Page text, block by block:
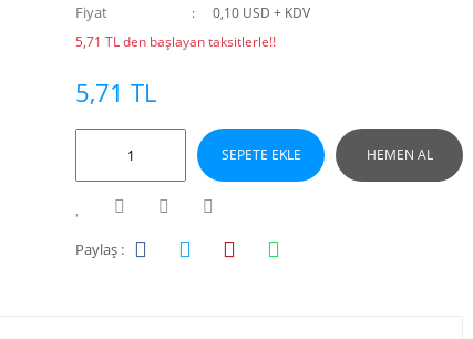
Fiyat
0,10 USD + KDV
5,71 TL den başlayan taksitlerle!!
5,71 TL
SEPETE EKLE HEMEN AL
Paylaş :